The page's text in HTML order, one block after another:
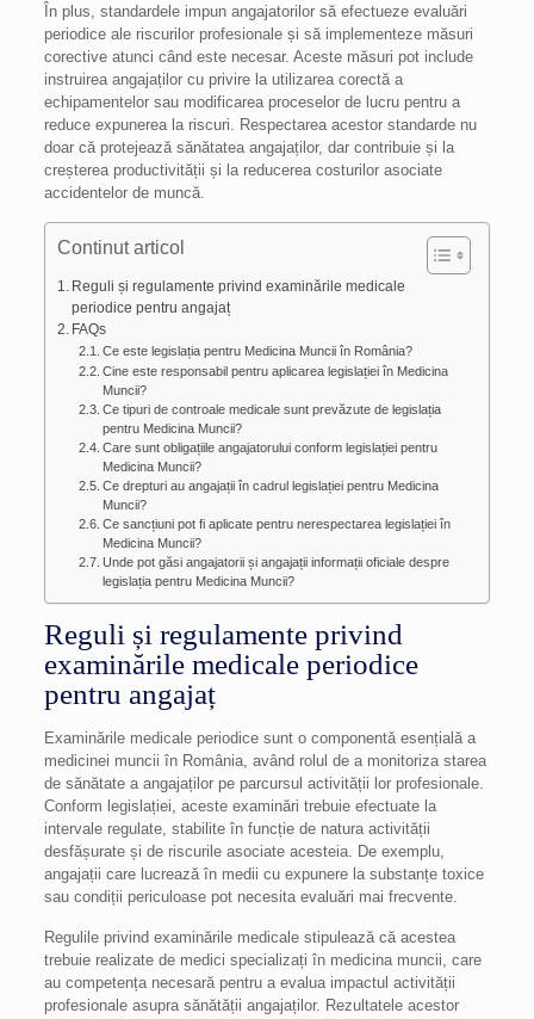
În plus, standardele impun angajatorilor să efectueze evaluări
periodice ale riscurilor profesionale și să implementeze măsuri
corective atunci când este necesar. Aceste măsuri pot include
instruirea angajaților cu privire la utilizarea corectă a
echipamentelor sau modificarea proceselor de lucru pentru a
reduce expunerea la riscuri. Respectarea acestor standarde nu
doar că protejează sănătatea angajaților, dar contribuie și la
creșterea productivității și la reducerea costurilor asociate
accidentelor de muncă.
Continut articol
Reguli și regulamente privind examinările medicale
periodice pentru angajaț
FAQs
Ce este legislația pentru Medicina Muncii în România?
Cine este responsabil pentru aplicarea legislației în Medicina
Muncii?
Ce tipuri de controale medicale sunt prevăzute de legislația
pentru Medicina Muncii?
Care sunt obligațiile angajatorului conform legislației pentru
Medicina Muncii?
Ce drepturi au angajații în cadrul legislației pentru Medicina
Muncii?
Ce sancțiuni pot fi aplicate pentru nerespectarea legislației în
Medicina Muncii?
Unde pot găsi angajatorii și angajații informații oficiale despre
legislația pentru Medicina Muncii?
Reguli și regulamente privind
examinările medicale periodice
pentru angajaț
Examinările medicale periodice sunt o componentă esențială a
medicinei muncii în România, având rolul de a monitoriza starea
de sănătate a angajaților pe parcursul activității lor profesionale.
Conform legislației, aceste examinări trebuie efectuate la
intervale regulate, stabilite în funcție de natura activității
desfășurate și de riscurile asociate acesteia. De exemplu,
angajații care lucrează în medii cu expunere la substanțe toxice
sau condiții periculoase pot necesita evaluări mai frecvente.
Regulile privind examinările medicale stipulează că acestea
trebuie realizate de medici specializați în medicina muncii, care
au competența necesară pentru a evalua impactul activității
profesionale asupra sănătății angajaților. Rezultatele acestor